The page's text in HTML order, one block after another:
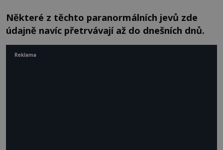
Některé z těchto paranormálních jevů zde
údajně navíc přetrvávají až do dnešních dnů.
Reklama